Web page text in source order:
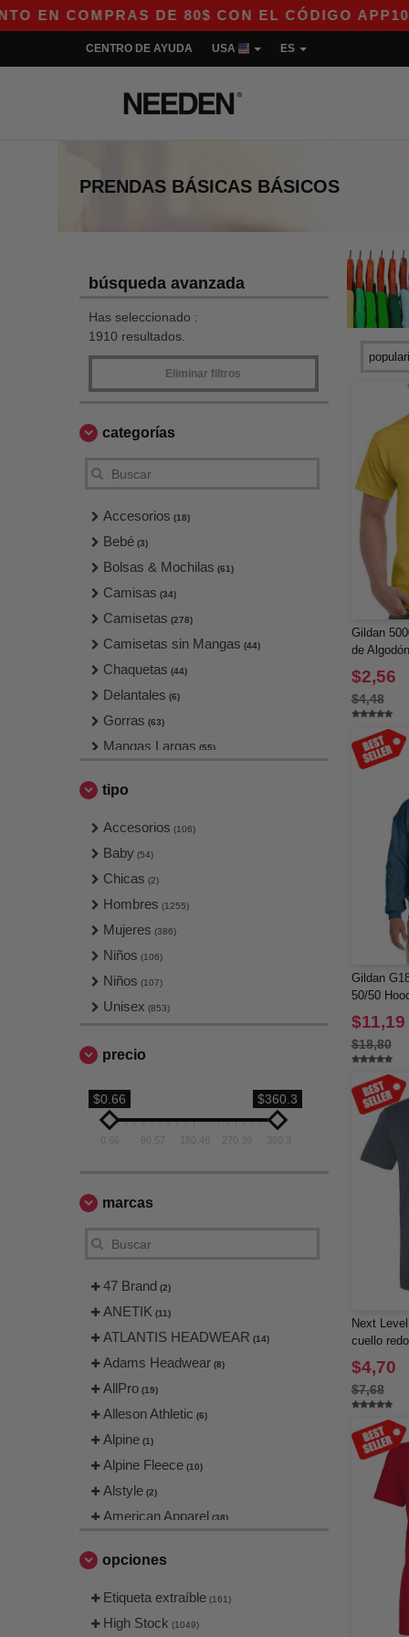
DE 80$ CON EL CÓDIGO APP10 –
CENTRO DE AYUDA USA ES
PRENDAS BÁSICAS BÁSICOS
búsqueda avanzada
Has seleccionado :
1910 resultados.
Eliminar filtros
categorías
Accesorios (18)
Bebé (3)
Bolsas & Mochilas (61)
Camisas (34)
Camisetas (278)
Camisetas sin Mangas (44)
Chaquetas (44)
Delantales (6)
Gorras (63)
Mangas Largas (55)
Polos
Polos & Camisetas Deportivas
Ropa Deportiva
Ropa Interior
Ropa de Trabajo
Sudaderas (205)
Vestidos (1)
tipo
Accesorios (106)
Baby (54)
Chicas (2)
Hombres (1255)
Mujeres (386)
Niños (106)
Niños (107)
Unisex (853)
precio
$0.66 $360.3
90.57 180.48 270.39 360.3
marcas
47 Brand (2)
ANETIK (11)
ATLANTIS HEADWEAR (14)
Adams Headwear (8)
AllPro (19)
Alleson Athletic (6)
Alpine (1)
Alpine Fleece (10)
Alstyle (2)
American Apparel (38)
Augusta
Augusta Sportswear (65)
Badger (30)
opciones
Etiqueta extraíble (161)
High Stock (1049)
Gildan
de Algodón
$2,56
$4,48
Gildan
50/50
$11,19
$18,80
Next
cuello
$4,70
$7,68